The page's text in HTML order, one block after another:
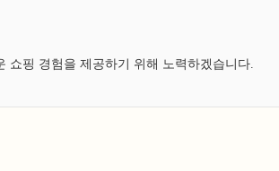
핑 경험을 제공하기 위해 노력하겠습니다.